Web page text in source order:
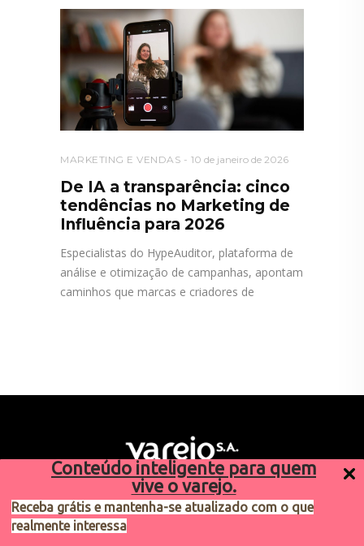
Conteúdo inteligente para quem
vive o varejo.
Receba grátis e mantenha-se atualizado com o que
realmente interessa
MARKETING E VENDAS 10 de janeiro de 2026
De IA a transparência: cinco
tendências no Marketing de
Influência para 2026
Especialistas do HypeAuditor, plataforma de
análise e otimização de campanhas, apontam
caminhos que marcas e criadores de
Sugestões de pauta